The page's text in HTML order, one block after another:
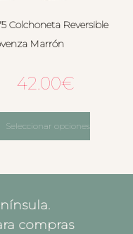
Colchoneta Reversible
Marrón
42.00€
Seleccionar opciones
Península.